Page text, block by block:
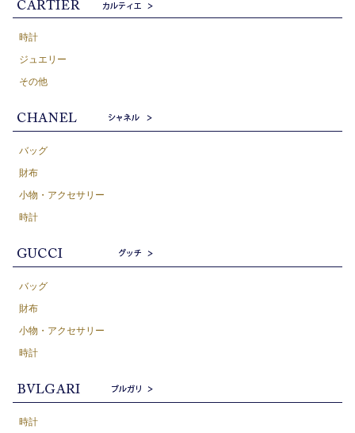
時計
ジュエリー
その他
バッグ
財布
小物・アクセサリー
時計
バッグ
財布
小物・アクセサリー
時計
時計